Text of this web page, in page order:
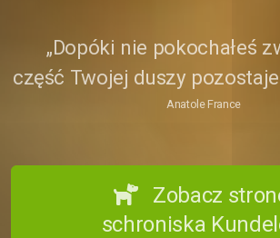
„Dopóki nie pokochałeś
część Twojej duszy
Anatole France
Zobacz
schroniska